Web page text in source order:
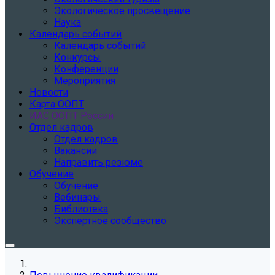
Экологическое просвещение
Наука
Календарь событий
Календарь событий
Конкурсы
Конференции
Мероприятия
Новости
Карта ООПТ
ИАС ООПТ России
Отдел кадров
Отдел кадров
Вакансии
Направить резюме
Обучение
Обучение
Вебинары
Библиотека
Экспертное сообщество